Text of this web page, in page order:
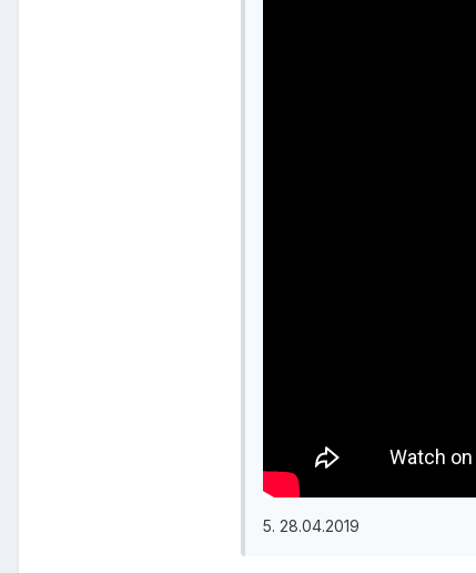
5. 28.04.2019